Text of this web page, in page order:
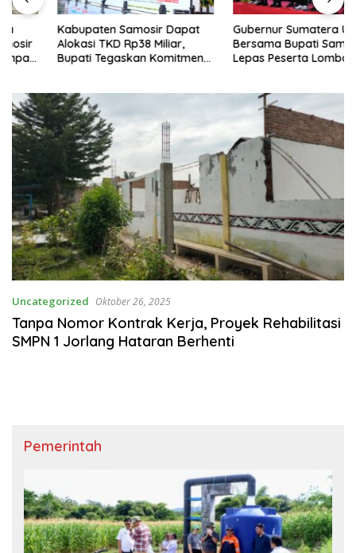
Kabupaten Samosir Dapat
Alokasi TKD Rp38 Miliar,
Bupati Tegaskan Komitmen
Gubernur Sumatera Utara
Bersama Bupati Samosir
Lepas Peserta Lomba 100K
Uncategorized Oktober 26, 2025
Tanpa Nomor Kontrak Kerja, Proyek Rehabilitasi
SMPN 1 Jorlang Hataran Berhenti
Pemerintah